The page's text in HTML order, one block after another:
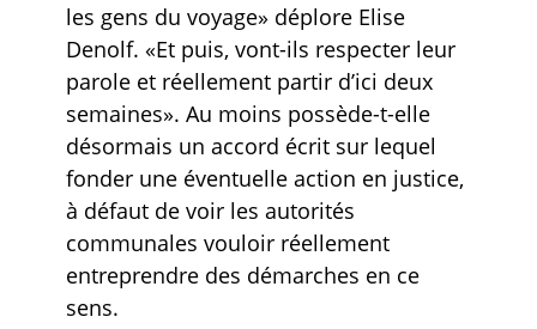
les gens du voyage» déplore Elise
Denolf. «Et puis, vont-ils respecter leur
parole et réellement partir d’ici deux
semaines». Au moins possède-t-elle
désormais un accord écrit sur lequel
fonder une éventuelle action en justice,
à défaut de voir les autorités
communales vouloir réellement
entreprendre des démarches en ce
sens.